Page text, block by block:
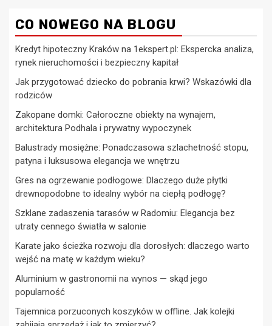
CO NOWEGO NA BLOGU
Kredyt hipoteczny Kraków na 1ekspert.pl: Ekspercka analiza,
rynek nieruchomości i bezpieczny kapitał
Jak przygotować dziecko do pobrania krwi? Wskazówki dla
rodziców
Zakopane domki: Całoroczne obiekty na wynajem,
architektura Podhala i prywatny wypoczynek
Balustrady mosiężne: Ponadczasowa szlachetność stopu,
patyna i luksusowa elegancja we wnętrzu
Gres na ogrzewanie podłogowe: Dlaczego duże płytki
drewnopodobne to idealny wybór na ciepłą podłogę?
Szklane zadaszenia tarasów w Radomiu: Elegancja bez
utraty cennego światła w salonie
Karate jako ścieżka rozwoju dla dorosłych: dlaczego warto
wejść na matę w każdym wieku?
Aluminium w gastronomii na wynos — skąd jego
popularność
Tajemnica porzuconych koszyków w offline. Jak kolejki